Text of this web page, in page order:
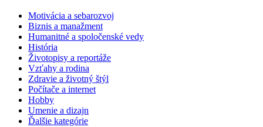
Motivácia a sebarozvoj
Biznis a manažment
Humanitné a spoločenské vedy
História
Životopisy a reportáže
Vzťahy a rodina
Zdravie a životný štýl
Počítače a internet
Hobby
Umenie a dizajn
Ďalšie kategórie